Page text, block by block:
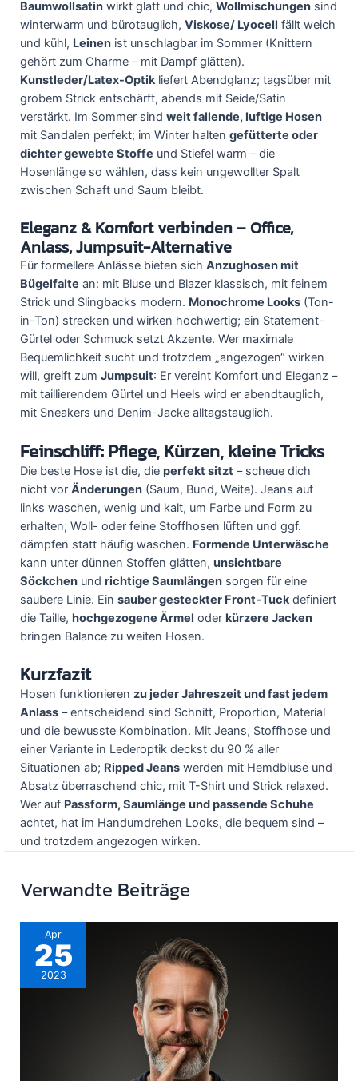
Baumwollsatin wirkt glatt und chic, Wollmischungen sind
winterwarm und bürotauglich, Viskose/ Lyocell fällt weich
und kühl, Leinen ist unschlagbar im Sommer (Knittern
gehört zum Charme – mit Dampf glätten).
Kunstleder/Latex-Optikliefert Abendglanz; tagsüber mit
grobem Strick entschärft, abends mit Seide/Satin
verstärkt. Im Sommer sind weit fallende, luftige Hosen
mit Sandalen perfekt; im Winter halten gefütterte oder
dichter gewebte Stoffe und Stiefel warm – die
Hosenlänge so wählen, dass kein ungewollter Spalt
zwischen Schaft und Saum bleibt.
Eleganz & Komfort verbinden – Office,
Anlass, Jumpsuit-Alternative
Für formellere Anlässe bieten sich Anzughosen mit
Bügelfalte an: mit Bluse und Blazer klassisch, mit feinem
Strick und Slingbacks modern. Monochrome Looks (Ton-
in-Ton) strecken und wirken hochwertig; ein Statement-
Gürtel oder Schmuck setzt Akzente. Wer maximale
Bequemlichkeit sucht und trotzdem „angezogen“ wirken
will, greift zum Jumpsuit: Er vereint Komfort und Eleganz –
mit taillierendem Gürtel und Heels wird er abendtauglich,
mit Sneakers und Denim-Jacke alltagstauglich.
Feinschliff: Pflege, Kürzen, kleine Tricks
Die beste Hose ist die, die perfekt sitzt – scheue dich
nicht vor Änderungen (Saum, Bund, Weite). Jeans auf
links waschen, wenig und kalt, um Farbe und Form zu
erhalten; Woll- oder feine Stoffhosen lüften und ggf.
dämpfen statt häufig waschen. Formende Unterwäsche
kann unter dünnen Stoffen glätten, unsichtbare
Söckchen und richtige Saumlängen sorgen für eine
saubere Linie. Ein sauber gesteckter Front-Tuck definiert
die Taille, hochgezogene Ärmel oder kürzere Jacken
bringen Balance zu weiten Hosen.
Kurzfazit
Hosen funktionieren zu jeder Jahreszeit und fast jedem
Anlass – entscheidend sind Schnitt, Proportion, Material
und die bewusste Kombination. Mit Jeans, Stoffhose und
einer Variante in Lederoptik deckst du 90 % aller
Situationen ab; Ripped Jeans werden mit Hemdbluse und
Absatz überraschend chic, mit T-Shirt und Strick relaxed.
Wer auf Passform, Saumlänge und passende Schuhe
achtet, hat im Handumdrehen Looks, die bequem sind –
und trotzdem angezogen wirken.
Verwandte Beiträge
Apr
25
2023